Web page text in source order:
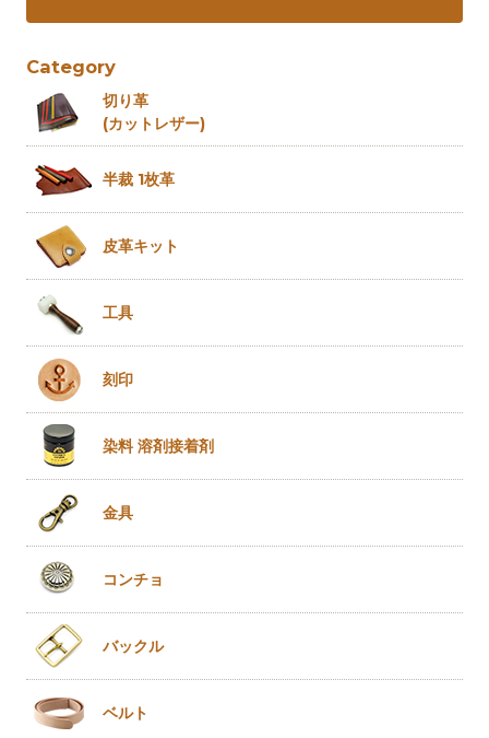
Category
切り革
(カットレザー)
半裁 1枚革
皮革キット
工具
刻印
染料 溶剤接着剤
金具
コンチョ
バックル
ベルト